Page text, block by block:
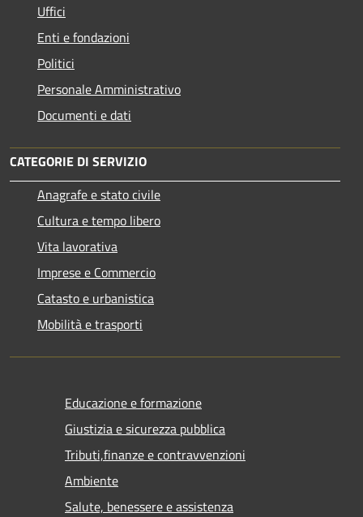
Uffici
Enti e fondazioni
Politici
Personale Amministrativo
Documenti e dati
CATEGORIE DI SERVIZIO
Anagrafe e stato civile
Cultura e tempo libero
Vita lavorativa
Imprese e Commercio
Catasto e urbanistica
Mobilità e trasporti
Educazione e formazione
Giustizia e sicurezza pubblica
Tributi,finanze e contravvenzioni
Ambiente
Salute, benessere e assistenza